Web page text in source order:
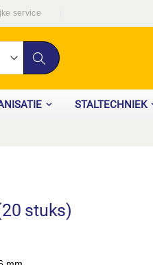
service
Zoek
STALTECHNIEK
stuks)